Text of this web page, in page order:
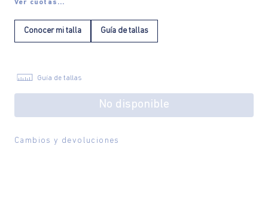
Ver cuotas...
Conocer mi talla Guía de tallas
Guía de tallas
No disponible
Cambios y devoluciones